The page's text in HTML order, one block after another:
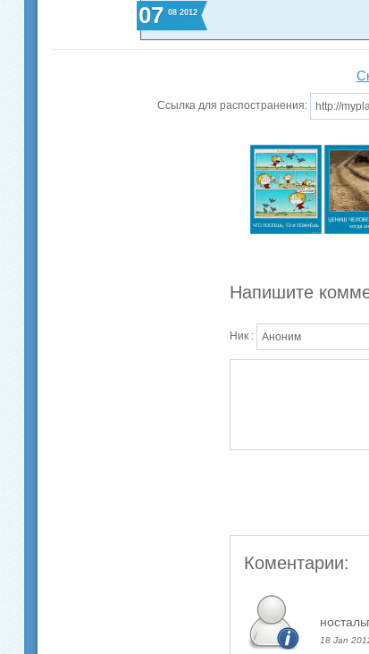
07 08 2012
Ссылка для распостранения:
Напишите
Ник :
Коментарии:
18 Jan